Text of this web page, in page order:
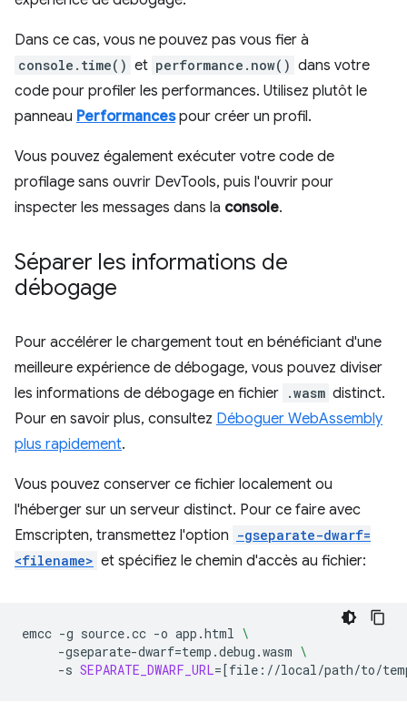
Dans ce cas, vous ne pouvez pas vous fier à
console.time() et performance.now() dans votre
code pour profiler les performances. Utilisez plutôt le
panneau Performancespour créer un profil.
Vous pouvez également exécuter votre code de
profilage sans ouvrir DevTools, puis l'ouvrir pour
inspecter les messages dans la console.
Séparer les informations de
débogage
Pour accélérer le chargement tout en bénéficiant d'une
meilleure expérience de débogage, vous pouvez diviser
les informations de débogage en fichier .wasm distinct.
Pour en savoir plus, consultez Déboguer WebAssembly
plus rapidement.
Vous pouvez conserver ce fichier localement ou
l'héberger sur un serveur distinct. Pour ce faire avec
Emscripten, transmettez l'option -gseparate-dwarf=
<filename> et spécifiez le chemin d'accès au fichier:
emcc -g source.cc -o app.html \
-gseparate-dwarf=temp.debug.wasm \
-s SEPARATE_DWARF_URL=[file://local/path/to/